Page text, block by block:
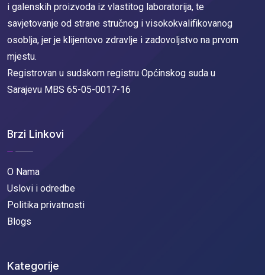
i galenskih proizvoda iz vlastitog laboratorija, te
savjetovanje od strane stručnog i visokokvalifikovanog
osoblja, jer je klijentovo zdravlje i zadovoljstvo na prvom
mjestu.
Registrovan u sudskom registru Općinskog suda u
Sarajevu MBS 65-05-0017-16
Brzi Linkovi
O Nama
Uslovi i odredbe
Politika privatnosti
Blogs
Kategorije